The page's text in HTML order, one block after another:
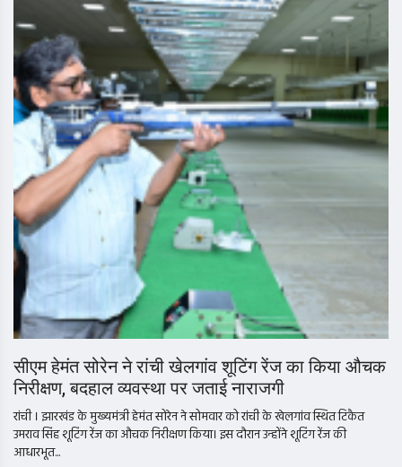
सीएम हेमंत सोरेन ने रांची खेलगांव शूटिंग रेंज का किया औचक
निरीक्षण, बदहाल व्यवस्था पर जताई नाराजगी
रांची । झारखंड के मुख्यमंत्री हेमंत सोरेन ने सोमवार को रांची के खेलगांव स्थित टिकैत
उमराव सिंह शूटिंग रेंज का औचक निरीक्षण किया। इस दौरान उन्होंने शूटिंग रेंज की
आधारभूत...